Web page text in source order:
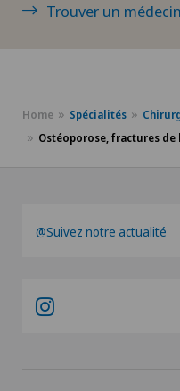
Consultations
Cynothérapie
Déchirure du talon
Trouver un médecin
Home Spécialités
Ostéoporose, fractures
@Suivez notre actualité